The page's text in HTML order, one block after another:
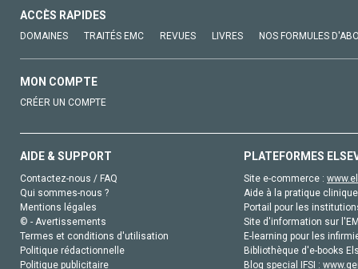
ACCÈS RAPIDES
DOMAINES TRAITÉS EMC REVUES LIVRES NOS FORMULES
MON COMPTE
CRÉER UN COMPTE
AIDE & SUPPORT
Contactez-nous / FAQ
Qui sommes-nous ?
Mentions légales
© - Avertissements
Termes et conditions d'utilisation
Politique rédactionnelle
Politique publicitaire
PLATEFORMES
Site e-commerce :
Aide à la pratique
Portail pour les
Site d'information sur
E-learning pour les
Bibliothèque d'e-books
Blog special IFSI :